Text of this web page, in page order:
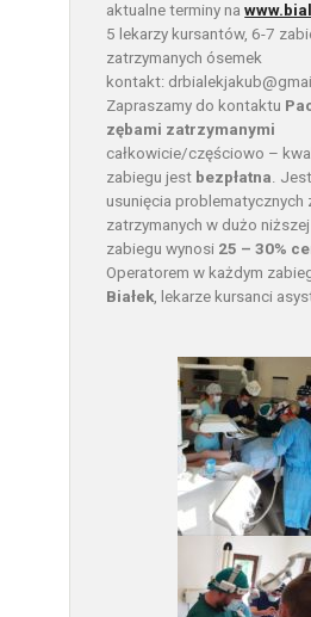
aktualne terminy na
5 lekarzy kursantów, 6-7
zatrzymanych ósemek
kontakt:
Zapraszamy do kontaktu
zębami zatrzymanymi
całkowicie/częściowo –
zabiegu jest bezpłatna.
usunięcia problematycznych
zatrzymanych w dużo
zabiegu wynosi 25 – 30%
Operatorem w każdym
Białek, lekarze kursanci